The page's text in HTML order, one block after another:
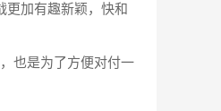
更加有趣新颖，快和
也是为了方便对付一